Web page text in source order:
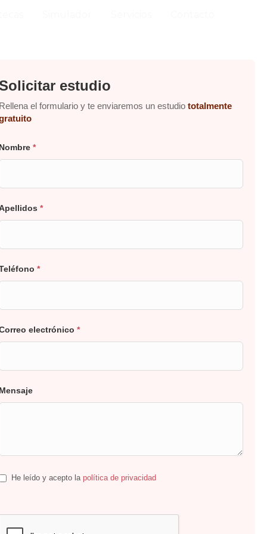
estudio
Rellena el formulario y te enviaremos un estudio totalmente
Nombre *
*
*
electrónico *
Mensaje
He leído y acepto la política de privacidad